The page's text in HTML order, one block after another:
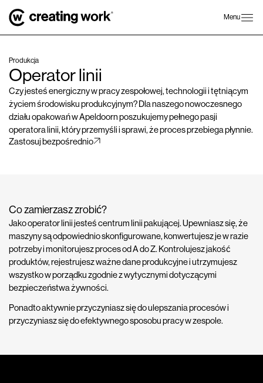
Menu
Produkcja
Operator linii
Czy jesteś energiczny w pracy zespołowej, technologii i tętniącym
życiem środowisku produkcyjnym? Dla naszego nowoczesnego
działu opakowań w Apeldoorn poszukujemy pełnego pasji
operatora linii, który przemyśli i sprawi, że proces przebiega płynnie.
Zastosuj bezpośrednio
Co zamierzasz zrobić?
Jako operator linii jesteś centrum linii pakującej. Upewniasz się, że
maszyny są odpowiednio skonfigurowane, konwertujesz je w razie
potrzeby i monitorujesz proces od A do Z. Kontrolujesz jakość
produktów, rejestrujesz ważne dane produkcyjne i utrzymujesz
wszystko w porządku zgodnie z wytycznymi dotyczącymi
bezpieczeństwa żywności.
Ponadto aktywnie przyczyniasz się do ulepszania procesów i
przyczyniasz się do efektywnego sposobu pracy w zespole.